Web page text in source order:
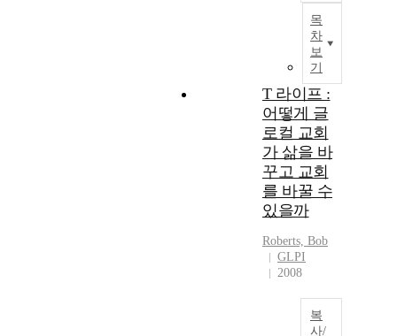
목
차
보
기
T 라이프 :
어떻게 글
로컬 교회
가 삶을 바
꾸고 교회
를 바꿀 수
있을까
Roberts, Bob
GLPI
2008
복
사/